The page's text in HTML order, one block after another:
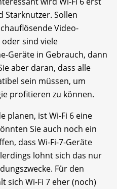
Starknutzer. Sollen
Video-
sind viele
Geräte in Gebrauch, dann
aber daran, dass alle
sein müssen, um
profitieren zu können.
planen, ist Wi-Fi 6 eine
Sie auch noch ein
dass Wi-Fi-7-Geräte
lohnt sich das nur
Für den
sich Wi-Fi 7 eher (noch)